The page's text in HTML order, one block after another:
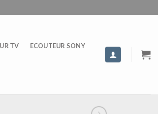
TV ECOUTEUR SONY